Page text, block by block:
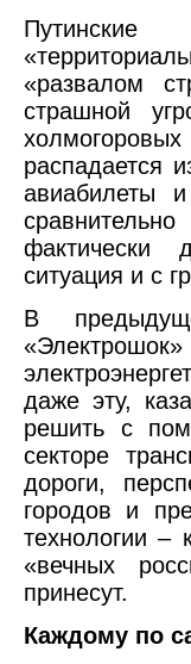
«развалом
страшной
распадается
авиабилеты
фактически
ситуация и с
В
даже эту,
решить с
секторе
дороги,
городов и
технологии –
«вечных
принесут.
Каждому по